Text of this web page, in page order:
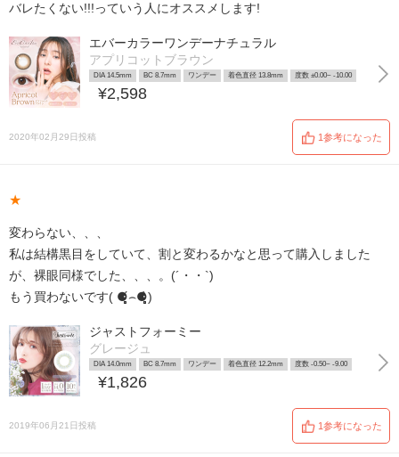
バレたくない!!!っていう人にオススメします!
エバーカラーワンデーナチュラル
アプリコットブラウン
DIA 14.5mm BC 8.7mm ワンデー 着色直径 13.8mm 度数 ±0.00~ -10.00
¥2,598
2020年02月29日投稿 1参考になった
★
変わらない、、、
私は結構黒目をしていて、割と変わるかなと思って購入しました
が、裸眼同様でした、、、。(´・・`)
もう買わないです( ⚈̥̥̥̥̥́⌢⚈̥̥̥̥̥̀)
ジャストフォーミー
グレージュ
DIA 14.0mm BC 8.7mm ワンデー 着色直径 12.2mm 度数 -0.50~ -9.00
¥1,826
2019年06月21日投稿 1参考になった